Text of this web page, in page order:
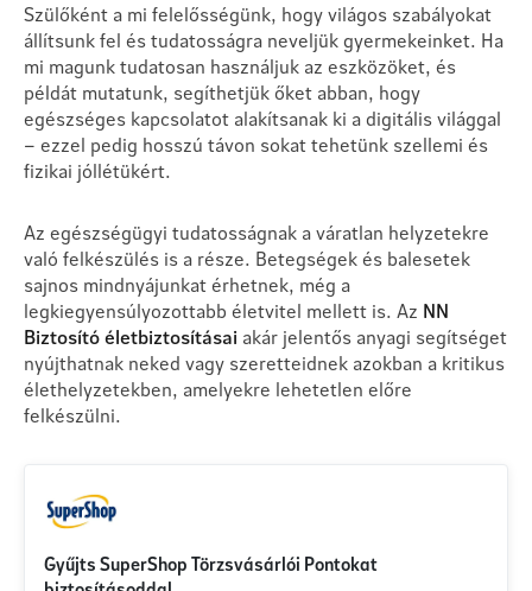
Szülőként a mi felelősségünk, hogy világos szabályokat
állítsunk fel és tudatosságra neveljük gyermekeinket. Ha
mi magunk tudatosan használjuk az eszközöket, és
példát mutatunk, segíthetjük őket abban, hogy
egészséges kapcsolatot alakítsanak ki a digitális világgal
– ezzel pedig hosszú távon sokat tehetünk szellemi és
fizikai jóllétükért.
Az egészségügyi tudatosságnak a váratlan helyzetekre
való felkészülés is a része. Betegségek és balesetek
sajnos mindnyájunkat érhetnek, még a
legkiegyensúlyozottabb életvitel mellett is. Az NN
Biztosító életbiztosításai akár jelentős anyagi segítséget
nyújthatnak neked vagy szeretteidnek azokban a kritikus
élethelyzetekben, amelyekre lehetetlen előre
felkészülni.
Gyűjts SuperShop Törzsvásárlói Pontokat